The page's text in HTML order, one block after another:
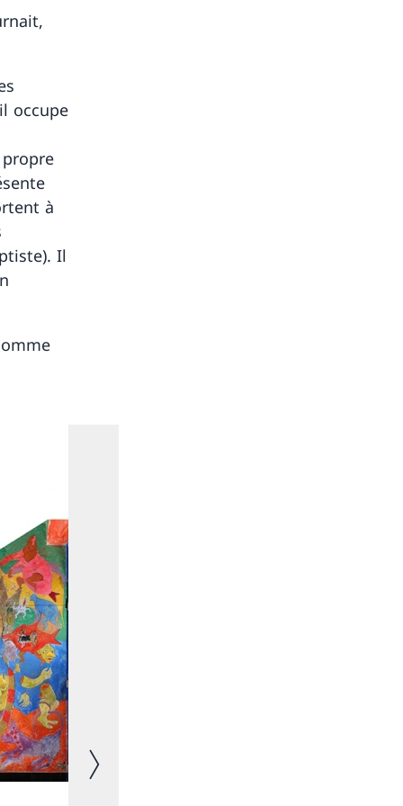
occupe
à
Il
Image suivante